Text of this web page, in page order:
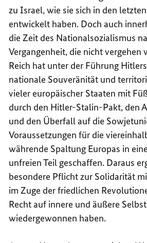
zu Israel, wie sie sich in den
entwickelt haben. Doch auch
die Zeit des Nationalsozialismus
Vergangenheit, die nicht vergehen
Reich hat unter der Führung
nationale Souveränität und
vieler europäischer Staaten mit
durch den Hitler-Stalin-Pakt, den
und den Überfall auf die
Voraussetzungen für die
währende Spaltung Europas in
unfreien Teil geschaffen. Daraus
besondere Pflicht zur Solidarität
im Zuge der friedlichen
Recht auf innere und äußere
wiedergewonnen haben.